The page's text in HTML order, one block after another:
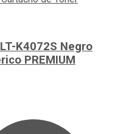
K4072S Negro
PREMIUM